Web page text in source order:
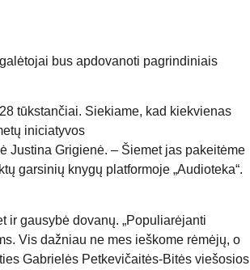
bus apdovanoti pagrindiniais
tūkstančiai. Siekiame, kad kiekvienas
iniciatyvos
Justina Grigienė. – Šiemet jas pakeitėme
garsinių knygų platformoje „Audioteka“.
ir gausybė dovanų. „Populiarėjanti
Vis dažniau ne mes ieškome rėmėjų, o
Gabrielės Petkevičaitės-Bitės viešosios